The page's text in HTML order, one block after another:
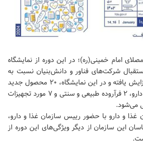
امام خمینی(ره)؛ در این دوره از نمایشگاه
شرکت‌های فناور و دانش‌بنیان نسبت به
سال گذشته، ۶۰ درصد افزایش یافته و در این نمایشگاه، ۲۰ محصول جدید
دانش‌بنیان شامل ۱۱ قلم دارو، ۲ فرآروده طبیعی و سنتی و ۷ مورد تجهیزات
می‌شود.
غذا و دارو با حضور رییس سازمان غذا و دارو،
این سازمان از دیگر ویژگی‌های این دوره از